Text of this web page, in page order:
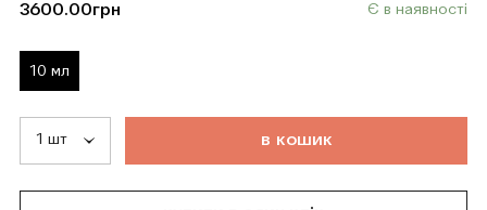
3600.00грн Є в наявності
10 мл
в кошик